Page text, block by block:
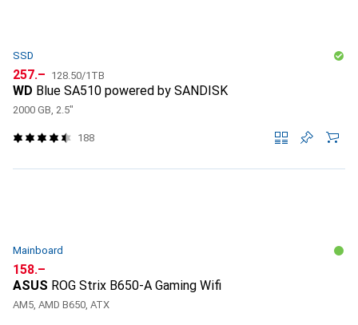
SSD
CHF
257.– CHF
128.50/1TB
WD Blue SA510 powered by SANDISK
2000 GB, 2.5"
188
Mainboard
CHF
158.–
ASUS ROG Strix B650-A Gaming Wifi
AM5, AMD B650, ATX